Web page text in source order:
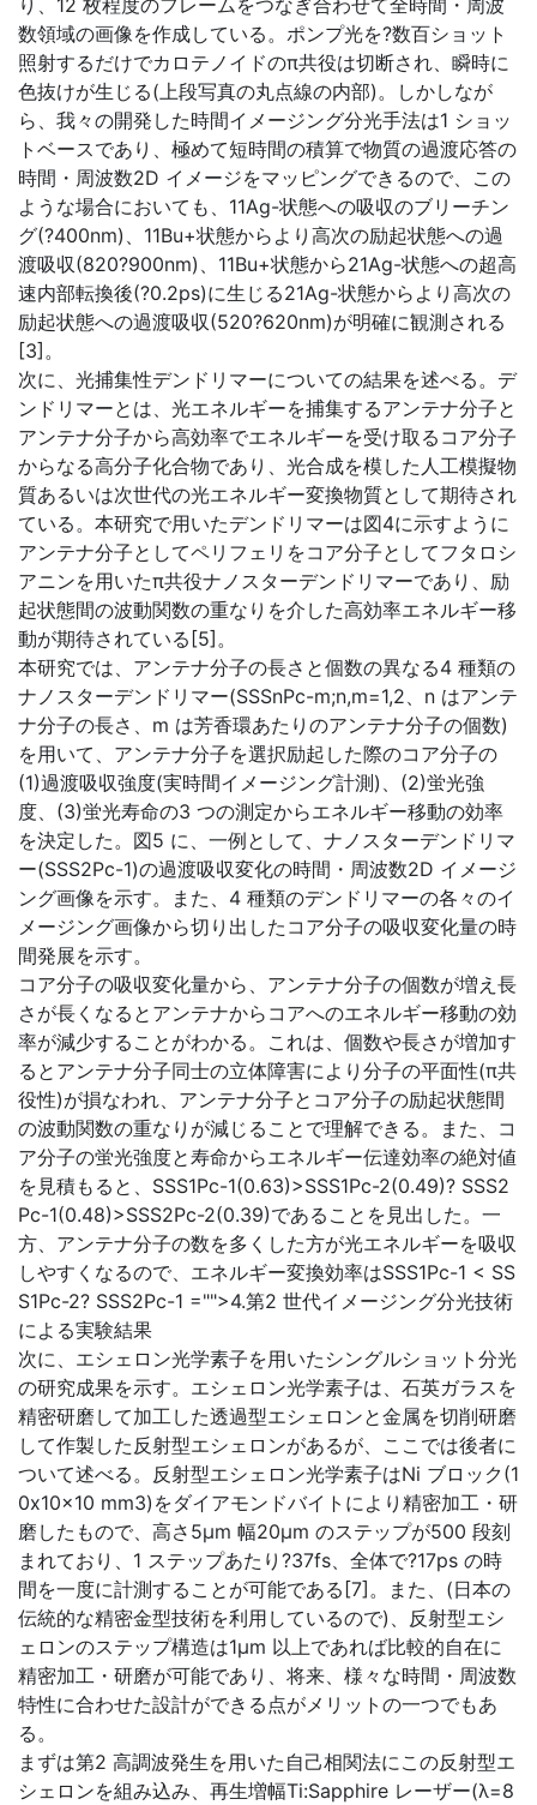
り、12 枚程度のフレームをつなぎ合わせて全時間・周波
数領域の画像を作成している。ポンプ光を?数百ショット
照射するだけでカロテノイドのπ共役は切断され、瞬時に
色抜けが生じる(上段写真の丸点線の内部)。しかしなが
ら、我々の開発した時間イメージング分光手法は1 ショッ
トベースであり、極めて短時間の積算で物質の過渡応答の
時間・周波数2D イメージをマッピングできるので、この
ような場合においても、11Ag-状態への吸収のブリーチン
グ(?400nm)、11Bu+状態からより高次の励起状態への過
渡吸収(820?900nm)、11Bu+状態から21Ag-状態への超高
速内部転換後(?0.2ps)に生じる21Ag-状態からより高次の
励起状態への過渡吸収(520?620nm)が明確に観測される
[3]。
次に、光捕集性デンドリマーについての結果を述べる。デ
ンドリマーとは、光エネルギーを捕集するアンテナ分子と
アンテナ分子から高効率でエネルギーを受け取るコア分子
からなる高分子化合物であり、光合成を模した人工模擬物
質あるいは次世代の光エネルギー変換物質として期待され
ている。本研究で用いたデンドリマーは図4に示すように
アンテナ分子としてペリフェリをコア分子としてフタロシ
アニンを用いたπ共役ナノスターデンドリマーであり、励
起状態間の波動関数の重なりを介した高効率エネルギー移
動が期待されている[5]。
本研究では、アンテナ分子の長さと個数の異なる4 種類の
ナノスターデンドリマー(SSSnPc-m;n,m=1,2、n はアンテ
ナ分子の長さ、m は芳香環あたりのアンテナ分子の個数)
を用いて、アンテナ分子を選択励起した際のコア分子の
(1)過渡吸収強度(実時間イメージング計測)、(2)蛍光強
度、(3)蛍光寿命の3 つの測定からエネルギー移動の効率
を決定した。図5 に、一例として、ナノスターデンドリマ
ー(SSS2Pc-1)の過渡吸収変化の時間・周波数2D イメージ
ング画像を示す。また、4 種類のデンドリマーの各々のイ
メージング画像から切り出したコア分子の吸収変化量の時
間発展を示す。
コア分子の吸収変化量から、アンテナ分子の個数が増え長
さが長くなるとアンテナからコアへのエネルギー移動の効
率が減少することがわかる。これは、個数や長さが増加す
るとアンテナ分子同士の立体障害により分子の平面性(π共
役性)が損なわれ、アンテナ分子とコア分子の励起状態間
の波動関数の重なりが減じることで理解できる。また、コ
ア分子の蛍光強度と寿命からエネルギー伝達効率の絶対値
を見積もると、SSS1Pc-1(0.63)>SSS1Pc-2(0.49)? SSS2
Pc-1(0.48)>SSS2Pc-2(0.39)であることを見出した。一
方、アンテナ分子の数を多くした方が光エネルギーを吸収
しやすくなるので、エネルギー変換効率はSSS1Pc-1 < SS
S1Pc-2? SSS2Pc-1 ="">4.第2 世代イメージング分光技術
による実験結果
次に、エシェロン光学素子を用いたシングルショット分光
の研究成果を示す。エシェロン光学素子は、石英ガラスを
精密研磨して加工した透過型エシェロンと金属を切削研磨
して作製した反射型エシェロンがあるが、ここでは後者に
ついて述べる。反射型エシェロン光学素子はNi ブロック(1
0x10x10 mm3)をダイアモンドバイトにより精密加工・研
磨したもので、高さ5μm 幅20μm のステップが500 段刻
まれており、1 ステップあたり?37fs、全体で?17ps の時
間を一度に計測することが可能である[7]。また、(日本の
伝統的な精密金型技術を利用しているので)、反射型エシ
ェロンのステップ構造は1μm 以上であれば比較的自在に
精密加工・研磨が可能であり、将来、様々な時間・周波数
特性に合わせた設計ができる点がメリットの一つでもあ
る。
まずは第2 高調波発生を用いた自己相関法にこの反射型エ
シェロンを組み込み、再生増幅Ti:Sapphire レーザー(λ=8